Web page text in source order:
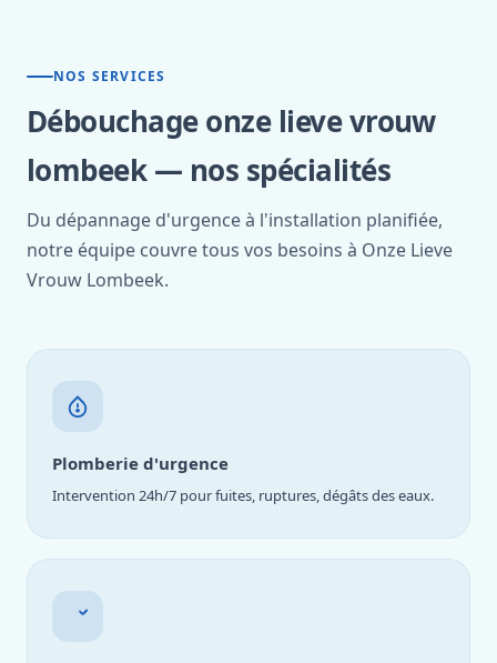
NOS SERVICES
Débouchage onze lieve vrouw
lombeek — nos spécialités
Du dépannage d'urgence à l'installation planifiée,
notre équipe couvre tous vos besoins à Onze Lieve
Vrouw Lombeek.
Plomberie d'urgence
Intervention 24h/7 pour fuites, ruptures, dégâts des eaux.